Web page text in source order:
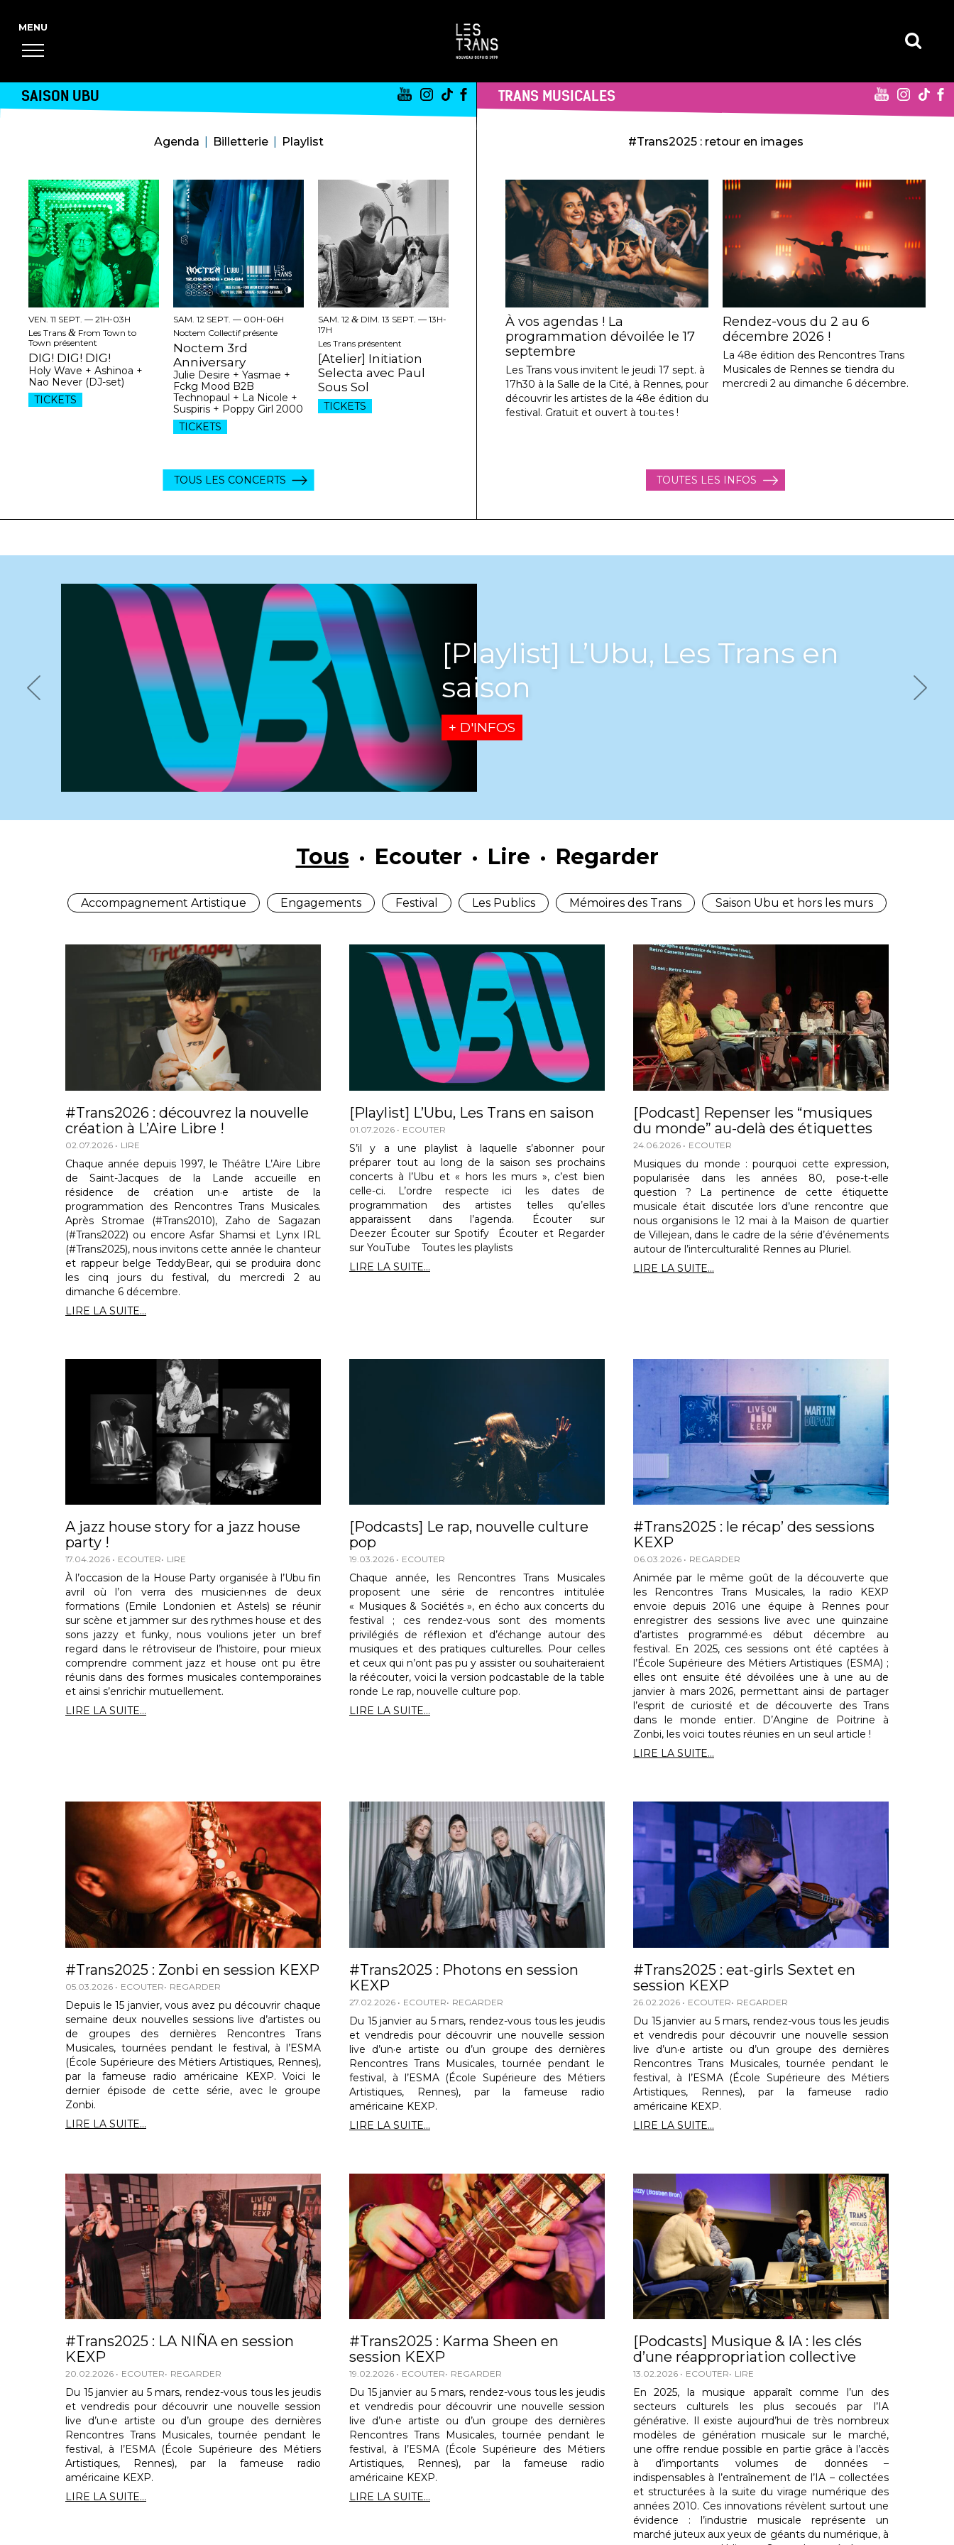
SAISON UBU
Agenda Billetterie Playlist
VEN. 11 SEPT. —21H-03H
Les Trans& From Town to
Town présentent
DIG! DIG! DIG!
Holy Wave + Ashinoa +
Nao Never (DJ-set)
TICKETS
SAM. 12 SEPT. — 00H-06H
Noctem Collectif présente
Noctem 3rd
Anniversary
Julie Desire + Yasmae +
Fckg Mood B2B
Technopaul + La Nicole +
Suspiris + Poppy Girl 2000
TICKETS
SAM. 12 &DIM. 13 SEPT. — 13H-
17H
Les Trans présentent
[Atelier] Initiation
Selecta avec Paul
Sous Sol
TICKETS
TOUS LES CONCERTS
TRANS MUSICALES
#Trans2025 : retour en images
À vos agendas ! La
programmation dévoilée le 17
septembre
Les Trans vous invitent le jeudi 17 sept. à
17h30 à la Salle de la Cité, à Rennes, pour
découvrir les artistes de la 48e édition du
festival. Gratuit et ouvert à tou·tes !
Rendez-vous du 2 au 6
décembre 2026 !
La 48e édition des Rencontres Trans
Musicales de Rennes se tiendra du
mercredi 2 au dimanche 6 décembre.
TOUTES LES INFOS
[Playlist] L’Ubu, Les Trans en
saison
Previous Next
Tous Ecouter Lire Regarder
Accompagnement Artistique Engagements Festival Les Publics Mémoires des Trans Saison Ubu et hors les murs
#Trans2026 : découvrez la nouvelle
création à L’Aire Libre !
02.07.2026 LIRE
Chaque année depuis 1997, le Théâtre L’Aire Libre
de Saint-Jacques de la Lande accueille en
résidence de création un·e artiste de la
programmation des Rencontres Trans Musicales.
Après Stromae (#Trans2010), Zaho de Sagazan
(#Trans2022) ou encore Asfar Shamsi et Lynx IRL
(#Trans2025), nous invitons cette année le chanteur
et rappeur belge TeddyBear, qui se produira donc
les cinq jours du festival, du mercredi 2 au
dimanche 6 décembre.
LIRE LA SUITE...
[Playlist] L’Ubu, Les Trans en saison
01.07.2026 ECOUTER
S’il y a une playlist à laquelle s’abonner pour
préparer tout au long de la saison ses prochains
concerts à l’Ubu et « hors les murs », c’est bien
celle-ci. L’ordre respecte ici les dates de
programmation des artistes telles qu’elles
apparaissent dans l’agenda. Écouter sur
Deezer Écouter sur Spotify Écouter et Regarder
sur YouTube Toutes les playlists
LIRE LA SUITE...
[Podcast] Repenser les “musiques
du monde” au-delà des étiquettes
24.06.2026 ECOUTER
Musiques du monde : pourquoi cette expression,
popularisée dans les années 80, pose-t-elle
question ? La pertinence de cette étiquette
musicale était discutée lors d’une rencontre que
nous organisions le 12 mai à la Maison de quartier
de Villejean, dans le cadre de la série d’événements
autour de l’interculturalité Rennes au Pluriel.
LIRE LA SUITE...
A jazz house story for a jazz house
party !
17.04.2026 ECOUTER LIRE
À l’occasion de la House Party organisée à l’Ubu fin
avril où l’on verra des musicien·nes de deux
formations (Emile Londonien et Astels) se réunir
sur scène et jammer sur des rythmes house et des
sons jazzy et funky, nous voulions jeter un bref
regard dans le rétroviseur de l’histoire, pour mieux
comprendre comment jazz et house ont pu être
réunis dans des formes musicales contemporaines
et ainsi s’enrichir mutuellement.
LIRE LA SUITE...
[Podcasts] Le rap, nouvelle culture
pop
19.03.2026 ECOUTER
Chaque année, les Rencontres Trans Musicales
proposent une série de rencontres intitulée
« Musiques & Sociétés », en écho aux concerts du
festival ; ces rendez-vous sont des moments
privilégiés de réflexion et d’échange autour des
musiques et des pratiques culturelles. Pour celles
et ceux qui n’ont pas pu y assister ou souhaiteraient
la réécouter, voici la version podcastable de la table
ronde Le rap, nouvelle culture pop.
LIRE LA SUITE...
#Trans2025 : le récap’ des sessions
KEXP
06.03.2026 REGARDER
Animée par le même goût de la découverte que
les Rencontres Trans Musicales, la radio KEXP
envoie depuis 2016 une équipe à Rennes pour
enregistrer des sessions live avec une quinzaine
d’artistes programmé·es début décembre au
festival. En 2025, ces sessions ont été captées à
l’École Supérieure des Métiers Artistiques (ESMA) ;
elles ont ensuite été dévoilées une à une au de
janvier à mars 2026, permettant ainsi de partager
l’esprit de curiosité et de découverte des Trans
dans le monde entier. D’Angine de Poitrine à
Zonbi, les voici toutes réunies en un seul article !
LIRE LA SUITE...
#Trans2025 : Zonbi en session KEXP
05.03.2026 ECOUTER REGARDER
Depuis le 15 janvier, vous avez pu découvrir chaque
semaine deux nouvelles sessions live d’artistes ou
de groupes des dernières Rencontres Trans
Musicales, tournées pendant le festival, à l’ESMA
(École Supérieure des Métiers Artistiques, Rennes),
par la fameuse radio américaine KEXP. Voici le
dernier épisode de cette série, avec le groupe
Zonbi.
LIRE LA SUITE...
#Trans2025 : Photons en session
KEXP
27.02.2026 ECOUTER REGARDER
Du 15 janvier au 5 mars, rendez-vous tous les jeudis
et vendredis pour découvrir une nouvelle session
live d’un·e artiste ou d’un groupe des dernières
Rencontres Trans Musicales, tournée pendant le
festival, à l’ESMA (École Supérieure des Métiers
Artistiques, Rennes), par la fameuse radio
américaine KEXP.
LIRE LA SUITE...
#Trans2025 : eat-girls Sextet en
session KEXP
26.02.2026 ECOUTER REGARDER
Du 15 janvier au 5 mars, rendez-vous tous les jeudis
et vendredis pour découvrir une nouvelle session
live d’un·e artiste ou d’un groupe des dernières
Rencontres Trans Musicales, tournée pendant le
festival, à l’ESMA (École Supérieure des Métiers
Artistiques, Rennes), par la fameuse radio
américaine KEXP.
LIRE LA SUITE...
#Trans2025 : LA NIÑA en session
KEXP
20.02.2026 ECOUTER REGARDER
Du 15 janvier au 5 mars, rendez-vous tous les jeudis
et vendredis pour découvrir une nouvelle session
live d’un·e artiste ou d’un groupe des dernières
Rencontres Trans Musicales, tournée pendant le
festival, à l’ESMA (École Supérieure des Métiers
Artistiques, Rennes), par la fameuse radio
américaine KEXP.
LIRE LA SUITE...
#Trans2025 : Karma Sheen en
session KEXP
19.02.2026 ECOUTER REGARDER
Du 15 janvier au 5 mars, rendez-vous tous les jeudis
et vendredis pour découvrir une nouvelle session
live d’un·e artiste ou d’un groupe des dernières
Rencontres Trans Musicales, tournée pendant le
festival, à l’ESMA (École Supérieure des Métiers
Artistiques, Rennes), par la fameuse radio
américaine KEXP.
LIRE LA SUITE...
[Podcasts] Musique & IA : les clés
d’une réappropriation collective
13.02.2026 ECOUTER LIRE
En 2025, la musique apparaît comme l’un des
secteurs culturels les plus secoués par l’IA
générative. Il existe aujourd’hui de très nombreux
modèles de génération musicale sur le marché,
une offre rendue possible en partie grâce à l’accès
à d’importants volumes de données –
indispensables à l’entraînement de l’IA – collectées
et structurées à la suite du virage numérique des
années 2010. Ces innovations révèlent surtout une
évidence : l’industrie musicale représente un
marché juteux aux yeux de géants du numérique, à